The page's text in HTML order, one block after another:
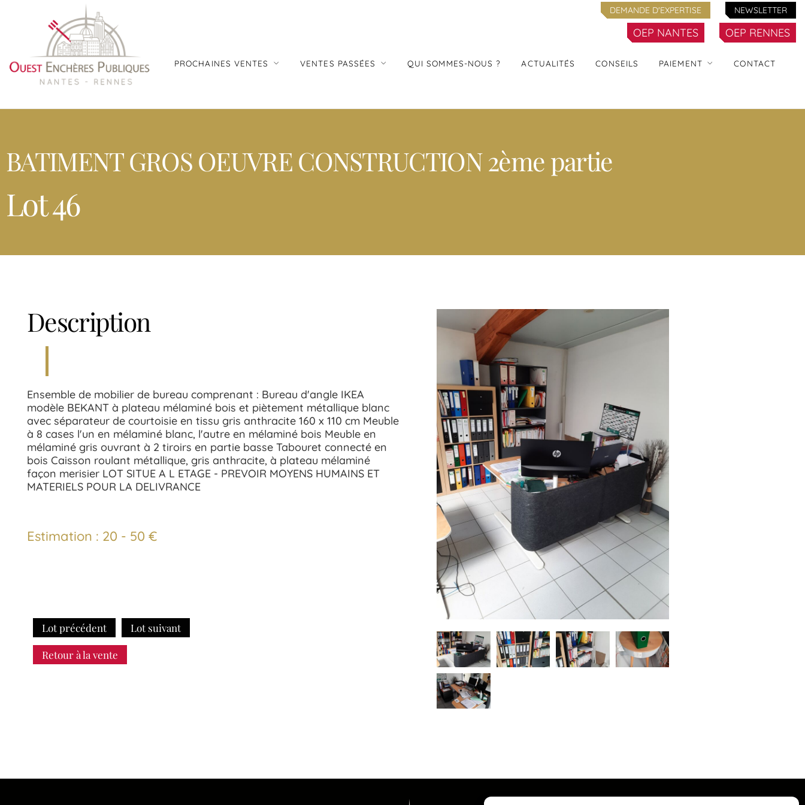
DEMANDE D'EXPERTISE NEWSLETTER
OEP NANTES OEP RENNES
PROCHAINES VENTES VENTES PASSÉES QUI SOMMES-NOUS ? ACTUALITÉS CONSEILS PAIEMENT CONTACT
BATIMENT GROS OEUVRE CONSTRUCTION 2ème partie
Lot 46
Description
Ensemble de mobilier de bureau comprenant : Bureau d'angle IKEA
modèle BEKANT à plateau mélaminé bois et piètement métallique blanc
avec séparateur de courtoisie en tissu gris anthracite 160 x 110 cm Meuble
à 8 cases l'un en mélaminé blanc, l'autre en mélaminé bois Meuble en
mélaminé gris ouvrant à 2 tiroirs en partie basse Tabouret connecté en
bois Caisson roulant métallique, gris anthracite, à plateau mélaminé
façon merisier LOT SITUE A L ETAGE - PREVOIR MOYENS HUMAINS ET
MATERIELS POUR LA DELIVRANCE
Estimation : 20 - 50 €
Lot précédent Lot suivant
Retour à la vente